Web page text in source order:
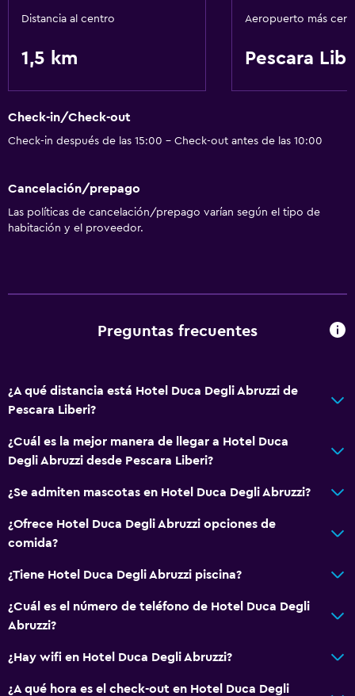
Comedor
Baño
Secador de pelo
Actividades
Bicicletas
Salud y seguridad
Distancia al centro
1,5 km
Aeropuerto más
Pescara
Check-in/Check-out
Check-in después de las 15:00 - Check-out antes de las 10:00
Cancelación/prepago
Las políticas de cancelación/prepago varían según el tipo de
habitación y el proveedor.
Preguntas frecuentes
¿A qué distancia está Hotel Duca Degli Abruzzi de
Pescara Liberi?
¿Cuál es la mejor manera de llegar a Hotel Duca
Degli Abruzzi desde Pescara Liberi?
¿Se admiten mascotas en Hotel Duca Degli Abruzzi?
¿Ofrece Hotel Duca Degli Abruzzi opciones de
comida?
¿Tiene Hotel Duca Degli Abruzzi piscina?
¿Cuál es el número de teléfono de Hotel Duca Degli
Abruzzi?
¿Hay wifi en Hotel Duca Degli Abruzzi?
¿A qué hora es el check-out en Hotel Duca Degli